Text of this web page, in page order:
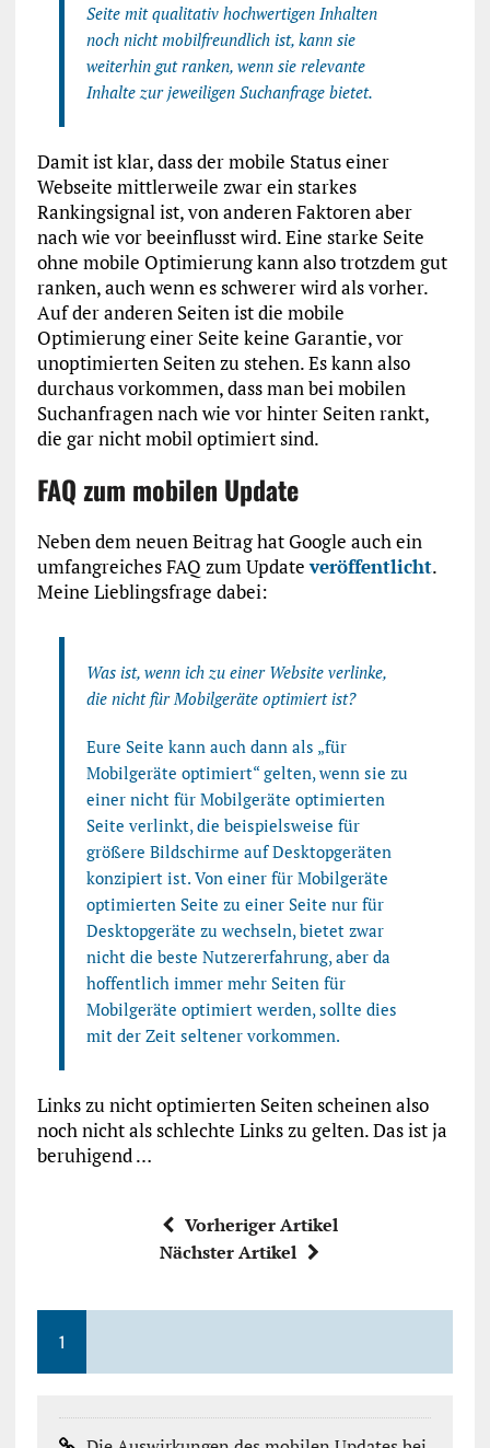
Seite mit qualitativ hochwertigen Inhalten
noch nicht mobilfreundlich ist, kann sie
weiterhin gut ranken, wenn sie relevante
Inhalte zur jeweiligen Suchanfrage bietet.
Damit ist klar, dass der mobile Status einer
Webseite mittlerweile zwar ein starkes
Rankingsignal ist, von anderen Faktoren aber
nach wie vor beeinflusst wird. Eine starke Seite
ohne mobile Optimierung kann also trotzdem gut
ranken, auch wenn es schwerer wird als vorher.
Auf der anderen Seiten ist die mobile
Optimierung einer Seite keine Garantie, vor
unoptimierten Seiten zu stehen. Es kann also
durchaus vorkommen, dass man bei mobilen
Suchanfragen nach wie vor hinter Seiten rankt,
die gar nicht mobil optimiert sind.
FAQ zum mobilen Update
Neben dem neuen Beitrag hat Google auch ein
umfangreiches FAQ zum Updateveröffentlicht.
Meine Lieblingsfrage dabei:
Was ist, wenn ich zu einer Website verlinke,
die nicht für Mobilgeräte optimiert ist?
Eure Seite kann auch dann als „für
Mobilgeräte optimiert“ gelten, wenn sie zu
einer nicht für Mobilgeräte optimierten
Seite verlinkt, die beispielsweise für
größere Bildschirme auf Desktopgeräten
konzipiert ist. Von einer für Mobilgeräte
optimierten Seite zu einer Seite nur für
Desktopgeräte zu wechseln, bietet zwar
nicht die beste Nutzererfahrung, aber da
hoffentlich immer mehr Seiten für
Mobilgeräte optimiert werden, sollte dies
mit der Zeit seltener vorkommen.
Links zu nicht optimierten Seiten scheinen also
noch nicht als schlechte Links zu gelten. Das ist ja
beruhigend …
Vorheriger Artikel
Nächster Artikel
1